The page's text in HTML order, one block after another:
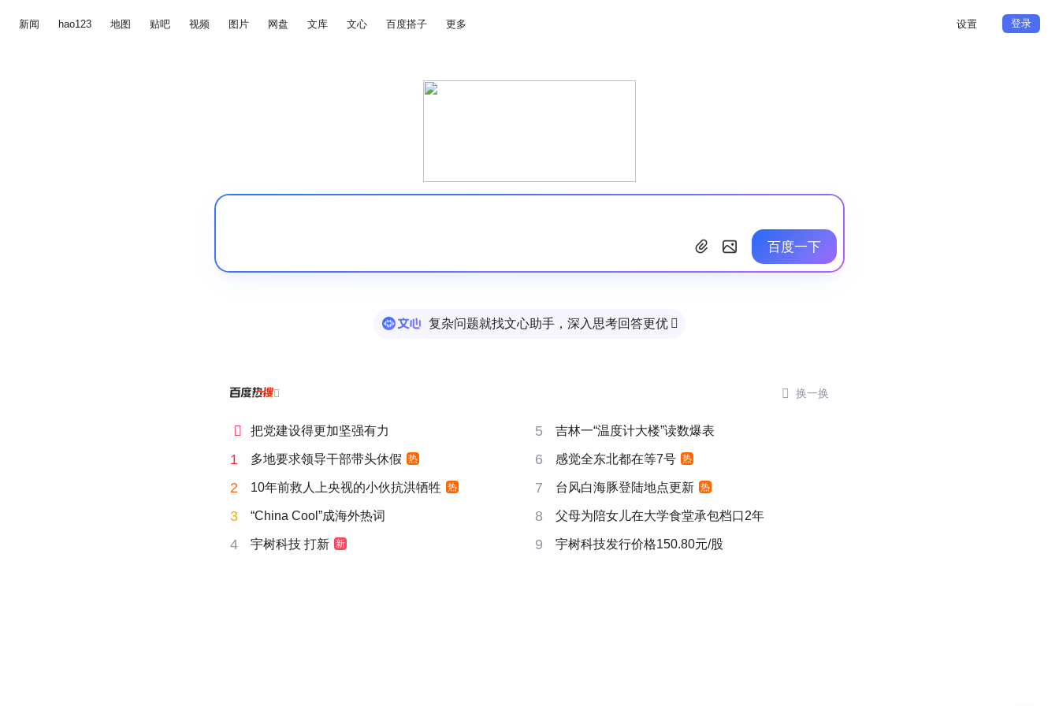
新闻 hao123 地图 贴吧 视频 图片 网盘 文库 文心 百度搭子 更多 设置 登录
百度一下
复杂问题就找文心助手，深入思考回答更优 
  换一换
 把党建设得更加坚强有力 5 吉林一“温度计大楼”读数爆表
1 多地要求领导干部带头休假 热 6 感觉全东北都在等7号 热
2 10年前救人上央视的小伙抗洪牺牲 热 7 台风白海豚登陆地点更新 热
3 “China Cool”成海外热词 8 父母为陪女儿在大学食堂承包档口2年
4 宇树科技 打新 新 9 宇树科技发行价格150.80元/股